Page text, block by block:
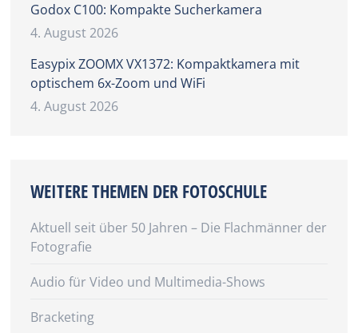
Godox C100: Kompakte Sucherkamera
4. August 2026
Easypix ZOOMX VX1372: Kompaktkamera mit
optischem 6x-Zoom und WiFi
4. August 2026
WEITERE THEMEN DER FOTOSCHULE
Aktuell seit über 50 Jahren – Die Flachmänner der
Fotografie
Audio für Video und Multimedia-Shows
Bracketing